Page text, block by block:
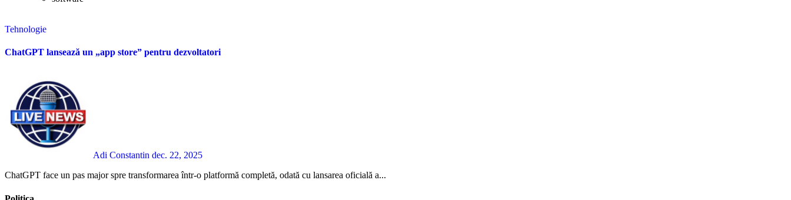
Tehnologie
ChatGPT lansează un „app store” pentru dezvoltatori
Adi Constantin dec. 22, 2025
ChatGPT face un pas major spre transformarea într-o platformă completă, odată cu lansarea oficială a...